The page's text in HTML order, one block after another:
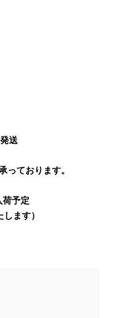
送
っております。
荷予定
ます）